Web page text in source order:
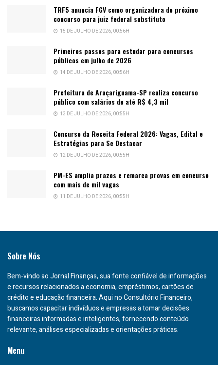
TRF5 anuncia FGV como organizadora do próximo
concurso para juiz federal substituto
15 DE JULHO DE 2026, 00:56H
Primeiros passos para estudar para concursos
públicos em julho de 2026
14 DE JULHO DE 2026, 00:56H
Prefeitura de Araçariguama-SP realiza concurso
público com salários de até R$ 4,3 mil
13 DE JULHO DE 2026, 00:55H
Concurso da Receita Federal 2026: Vagas, Edital e
Estratégias para Se Destacar
12 DE JULHO DE 2026, 00:55H
PM-ES amplia prazos e remarca provas em concurso
com mais de mil vagas
11 DE JULHO DE 2026, 00:55H
Sobre Nós
Bem-vindo ao Jornal Finanças, sua fonte confiável de informações
e recursos relacionados a economia, empréstimos, cartões de
crédito e educação financeira. Aqui no Consultório Financeiro,
buscamos capacitar indivíduos e empresas a tomar decisões
financeiras informadas e inteligentes, fornecendo conteúdo
relevante, análises especializadas e orientações práticas.
Menu